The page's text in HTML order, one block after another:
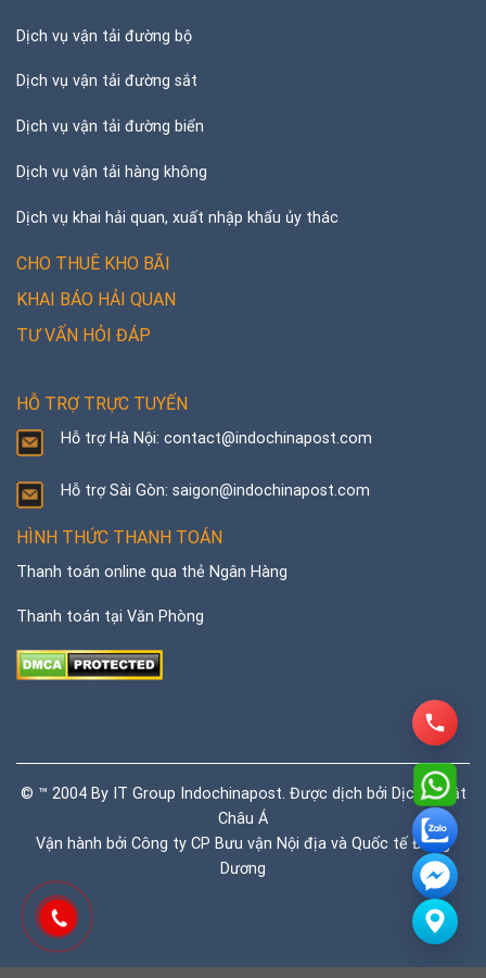
Dịch vụ vận tải đường bộ
Dịch vụ vận tải đường sắt
Dịch vụ vận tải đường biển
Dịch vụ vận tải hàng không
Dịch vụ khai hải quan, xuất nhập khẩu ủy thác
CHO THUÊ KHO BÃI
KHAI BÁO HẢI QUAN
TƯ VẤN HỎI ĐÁP
HỖ TRỢ TRỰC TUYẾN
Hỗ trợ Hà Nội: contact@indochinapost.com
Hỗ trợ Sài Gòn: saigon@indochinapost.com
HÌNH THỨC THANH TOÁN
Thanh toán online qua thẻ Ngân Hàng
Thanh toán tại Văn Phòng
© ™ 2004 By IT Group Indochinapost. Được dịch bởi Dịch thuật
Châu Á
Vận hành bởi Công ty CP Bưu vận Nội địa và Quốc tế Đông
Dương